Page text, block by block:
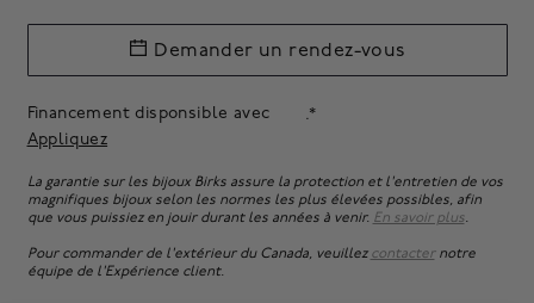
Financement disponsible avec
.*
Appliquez
Demander un rendez-vous
La garantie sur les bijoux Birks assure la protection et l'entretien de vos
magnifiques bijoux selon les normes les plus élevées possibles, afin
que vous puissiez en jouir durant les années à venir. En savoir plus.
Pour commander de l'extérieur du Canada, veuillez contacternotre
équipe de l'Expérience client.